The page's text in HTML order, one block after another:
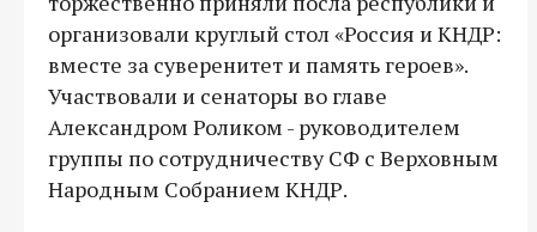
организовали круглый стол «Россия и КНДР:
вместе за суверенитет и память героев».
Участвовали и сенаторы во главе
Александром Роликом - руководителем
группы по сотрудничеству СФ с Верховным
Народным Собранием КНДР.